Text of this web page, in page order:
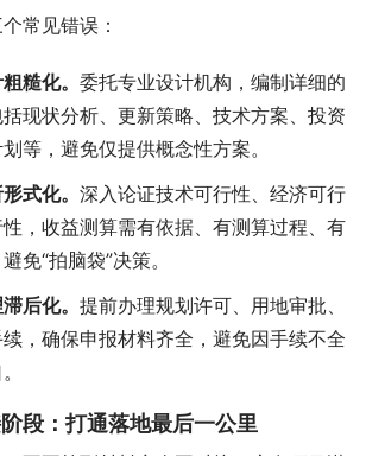
常见错误：
糙化。 委托专业设计机构，编制详细的
现状分析、更新策略、技术方案、投资
等，避免仅提供概念性方案。
式化。 深入论证技术可行性、经济可行
，收益测算需有依据、有测算过程、有
免“拍脑袋”决策。
后化。 提前办理规划许可、用地审批、
，确保申报材料齐全，避免因手续不全
阶段：打通落地最后一公里